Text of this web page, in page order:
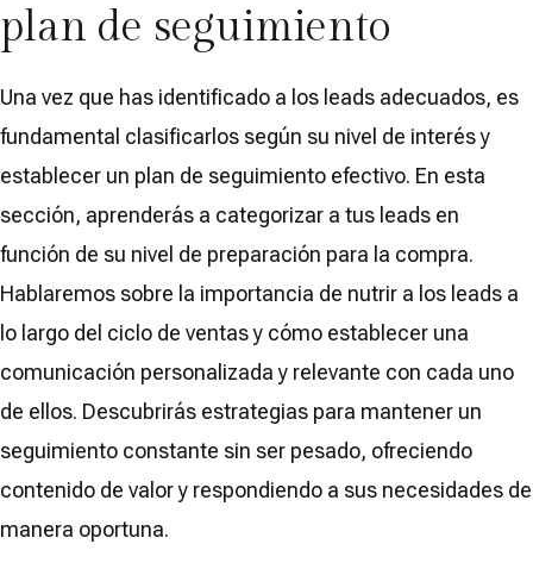
plan de seguimiento
Una vez que has identificado a los leads adecuados, es
fundamental clasificarlos según su nivel de interés y
establecer un plan de seguimiento efectivo. En esta
sección, aprenderás a categorizar a tus leads en
función de su nivel de preparación para la compra.
Hablaremos sobre la importancia de nutrir a los leads a
lo largo del ciclo de ventas y cómo establecer una
comunicación personalizada y relevante con cada uno
de ellos. Descubrirás estrategias para mantener un
seguimiento constante sin ser pesado, ofreciendo
contenido de valor y respondiendo a sus necesidades de
manera oportuna.